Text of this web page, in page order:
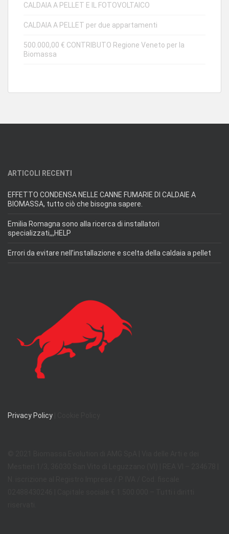
CALDAIA A PELLET E IL FOTOVOLTAICO
CALDAIA A PELLET per due appartamenti
500.000,00 € CONTRIBUTO Regione Veneto per la
Biomassa
ARTICOLI RECENTI
EFFETTO CONDENSA NELLE CANNE FUMARIE DI CALDAIE A
BIOMASSA, tutto ciò che bisogna sapere.
Emilia Romagna sono alla ricerca di installatori
specializzati,,,HELP
Errori da evitare nell’installazione e scelta della caldaia a pellet
Privacy Policy